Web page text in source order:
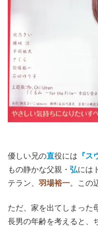
優しい兄の直役には 『ス
もの静かな父親・ 弘には
テラン、 羽場裕一。この
ただ、家を出てしまった
長男の年齢を考えると、